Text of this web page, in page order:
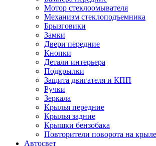
Мотор стеклоомывателя
Механизм стеклоподъемника
Брызговики
Замки
Двери передние
Кнопки
Детали интерьера
Подкрылки
Защита двигателя и КПП
Ручки
Зеркала
Крылья передние
Крылья задние
Крышки бензобака
Повторители поворота на
Автосвет